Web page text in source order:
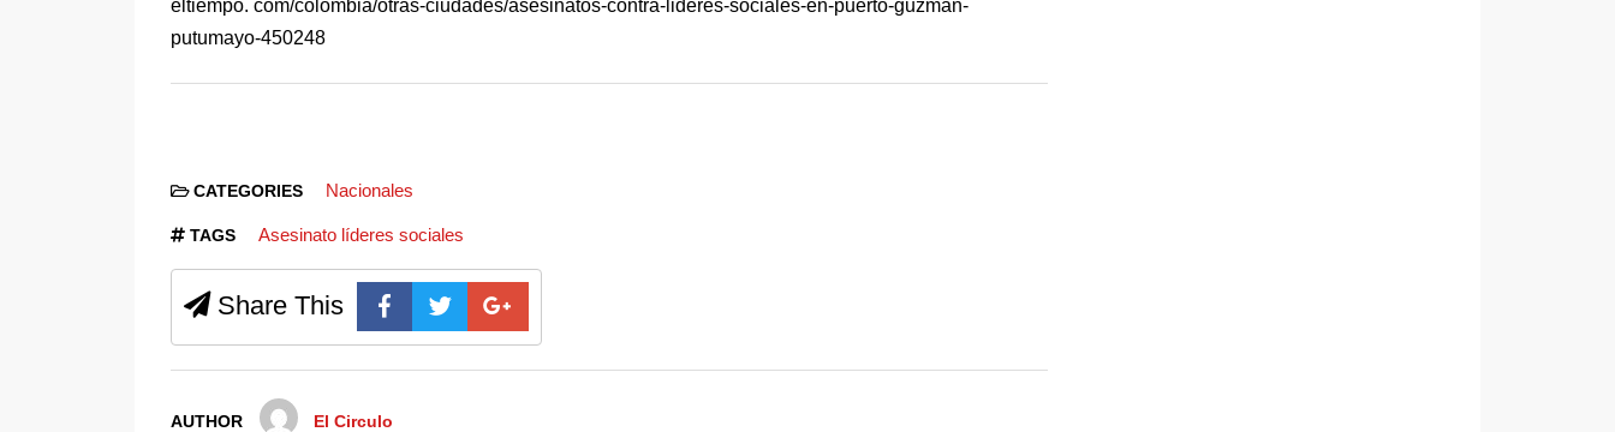
eltiempo. com/colombia/otras-ciudades/asesinatos-contra-lideres-sociales-en-puerto-guzman-
putumayo-450248
CATEGORIES Nacionales
TAGS Asesinato líderes sociales
Share This
AUTHOR El Circulo